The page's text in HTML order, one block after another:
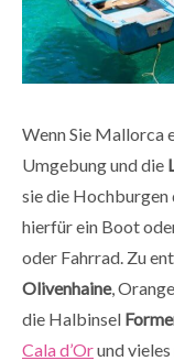
Wenn Sie Mallorca
Umgebung und die
sie die Hochburgen
hierfür ein Boot
oder Fahrrad. Zu
Olivenhaine,
die Halbinsel
Cala d’Orund vieles